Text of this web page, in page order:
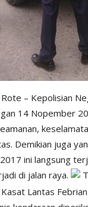
Rote – Kepolisian
14 Nopember
Demikian juga
ini langsung
di jalan raya.
Lantas